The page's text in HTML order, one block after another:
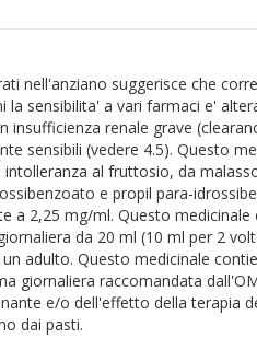
nell'anziano suggerisce che
sensibilita' a vari farmaci e'
renale grave
sensibili (vedere 4.5). Questo
al fruttosio, da
e propil para-
2,25 mg/ml. Questo
da 20 ml (10 ml per 2
adulto. Questo medicinale
giornaliera raccomandata
e/o dell'effetto della terapia
dai pasti.